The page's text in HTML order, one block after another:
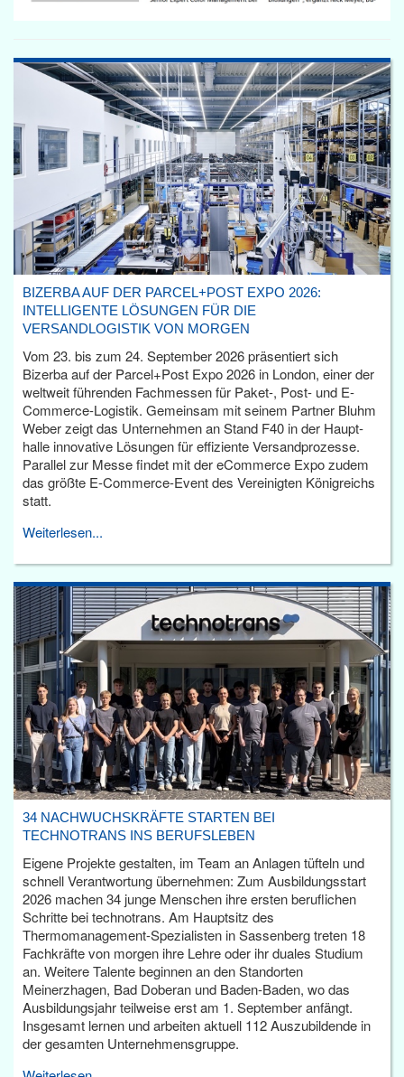
BIZERBA AUF DER PARCEL+POST EXPO 2026:
INTELLIGENTE LÖSUNGEN FÜR DIE
VERSANDLOGISTIK VON MORGEN
Vom 23. bis zum 24. September 2026 präsentiert sich
Bizerba auf der Parcel+Post Expo 2026 in London, einer der
weltweit führenden Fachmessen für Paket-, Post- und E-
Commerce-Logistik. Gemeinsam mit seinem Partner Bluhm
Weber zeigt das Unternehmen an Stand F40 in der Haupt­
halle innovative Lösungen für effiziente Versandprozesse.
Parallel zur Messe findet mit der eCommerce Expo zudem
das größte E-Commerce-Event des Vereinigten Königreichs
statt.
Weiterlesen...
34 NACHWUCHSKRÄFTE STARTEN BEI
TECHNOTRANS INS BERUFSLEBEN
Eigene Projekte gestalten, im Team an Anlagen tüfteln und
schnell Verantwortung übernehmen: Zum Ausbildungsstart
2026 machen 34 junge Menschen ihre ersten beruflichen
Schritte bei technotrans. Am Hauptsitz des
Thermomanagement-Spezialisten in Sassenberg treten 18
Fachkräfte von morgen ihre Lehre oder ihr duales Studium
an. Weitere Talente beginnen an den Standorten
Meinerzhagen, Bad Doberan und Baden-Baden, wo das
Ausbildungsjahr teilweise erst am 1. September anfängt.
Insgesamt lernen und arbeiten aktuell 112 Auszubildende in
der gesamten Unternehmensgruppe.